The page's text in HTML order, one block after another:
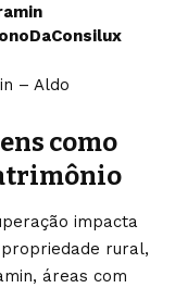
– Aldo
como
impacta
rural,
áreas com